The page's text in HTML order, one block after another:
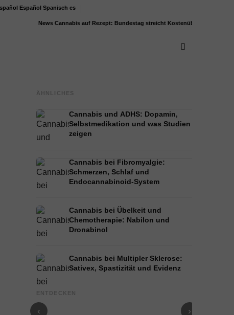
Español Spanisch es
Cannabis auf Rezept: Bundestag streicht Kostenübernahme für...
ÄHNLICHES
Cannabis und ADHS: Dopamin,
Selbstmedikation und was Studien
zeigen
Cannabis bei Fibromyalgie:
Schmerzen, Schlaf und
Endocannabinoid-System
Cannabis bei Übelkeit und
Chemotherapie: Nabilon und
Dronabinol
Cannabis bei Multipler Sklerose:
Sativex, Spastizität und Evidenz
ENTDECKEN
‹
Cannabis und Epilepsie: CBD, Epidiolex und der
›